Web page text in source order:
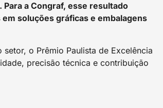
a Congraf, esse resultado
soluções gráficas e embalagens
o Prêmio Paulista de Excelência
precisão técnica e contribuição